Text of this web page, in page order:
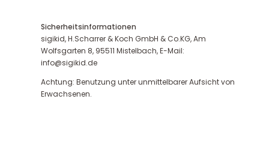
Sicherheitsinformationen
sigikid, H.Scharrer & Koch GmbH & Co.KG, Am
Wolfsgarten 8, 95511 Mistelbach, E-Mail:
info@sigikid.de
Achtung: Benutzung unter unmittelbarer Aufsicht von
Erwachsenen.